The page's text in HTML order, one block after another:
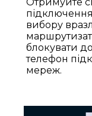
Отримуйте
вибору
блокувати
телефон
мереж.